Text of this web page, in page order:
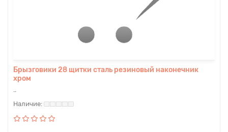
Брызговики 28 щитки сталь резиновый наконечник
хром
..